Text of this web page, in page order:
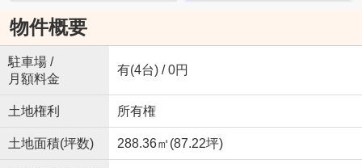
物件概要
駐車場 /
月額料金
有(4台) / 0円
土地権利 所有権
土地面積(坪数) 288.36㎡(87.22坪)